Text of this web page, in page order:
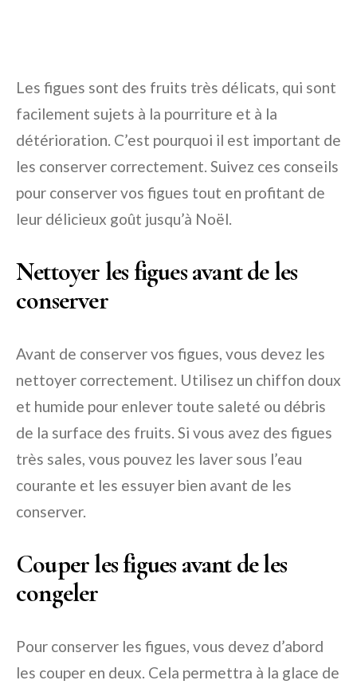
Les figues sont des fruits très délicats, qui sont
facilement sujets à la pourriture et à la
détérioration. C’est pourquoi il est important de
les conserver correctement. Suivez ces conseils
pour conserver vos figues tout en profitant de
leur délicieux goût jusqu’à Noël.
Nettoyer les figues avant de les
conserver
Avant de conserver vos figues, vous devez les
nettoyer correctement. Utilisez un chiffon doux
et humide pour enlever toute saleté ou débris
de la surface des fruits. Si vous avez des figues
très sales, vous pouvez les laver sous l’eau
courante et les essuyer bien avant de les
conserver.
Couper les figues avant de les
congeler
Pour conserver les figues, vous devez d’abord
les couper en deux. Cela permettra à la glace de